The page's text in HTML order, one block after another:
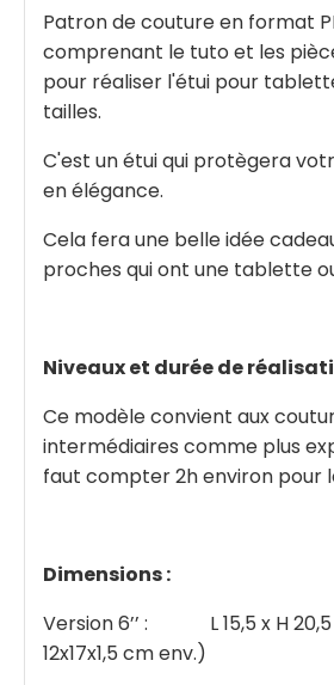
Patron de couture en format
comprenant le tuto et les
pour réaliser l'étui pour
tailles.
C'est un étui qui protègera
en élégance.
Cela fera une belle idée
proches qui ont une tablette
Niveaux et durée de
Ce modèle convient aux
intermédiaires comme plus
faut compter 2h environ pour
Dimensions :
Version 6’’ : L 15,5 x H 20,5
12x17x1,5 cm env.)